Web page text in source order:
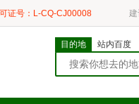
证号：L-CQ-CJ00008 建
目的地 站内百度